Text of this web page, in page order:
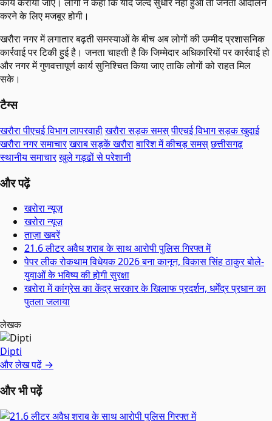
कार्य कराया जाए। लोगों ने कहा कि यदि जल्द सुधार नहीं हुआ तो जनता आंदोलन
करने के लिए मजबूर होगी।
खरौरा नगर में लगातार बढ़ती समस्याओं के बीच अब लोगों की उम्मीद प्रशासनिक
कार्रवाई पर टिकी हुई है। जनता चाहती है कि जिम्मेदार अधिकारियों पर कार्रवाई हो
और नगर में गुणवत्तापूर्ण कार्य सुनिश्चित किया जाए ताकि लोगों को राहत मिल
सके।
टैग्स
खरौरा पीएचई विभाग लापरवाहीखरौरा सड़क समस्पीएचई विभाग सड़क खुदाई
खरौरा नगर समाचारखराब सड़कें खरौराबारिश में कीचड़ समस्छत्तीसगढ़
स्थानीय समाचारखुले गड्ढों से परेशानी
और पढ़ें
खरोरा न्यूज़
खरोरा न्यूज़
ताज़ा खबरें
21.6 लीटर अवैध शराब के साथ आरोपी पुलिस गिरफ्त में
पेपर लीक रोकथाम विधेयक 2026 बना कानून, विकास सिंह ठाकुर बोले-
युवाओं के भविष्य की होगी सुरक्षा
खरोरा में कांग्रेस का केंद्र सरकार के खिलाफ प्रदर्शन, धर्मेंद्र प्रधान का
पुतला जलाया
लेखक
Dipti
और लेख पढ़ें →
और भी पढ़ें